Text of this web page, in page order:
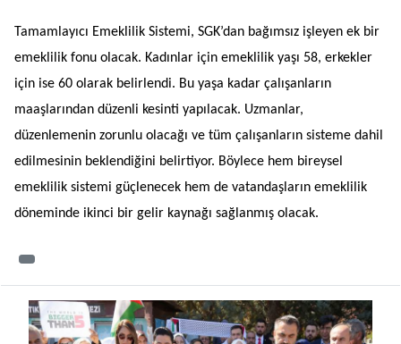
Tamamlayıcı Emeklilik Sistemi, SGK’dan bağımsız işleyen ek bir
emeklilik fonu olacak. Kadınlar için emeklilik yaşı 58, erkekler
için ise 60 olarak belirlendi. Bu yaşa kadar çalışanların
maaşlarından düzenli kesinti yapılacak. Uzmanlar,
düzenlemenin zorunlu olacağı ve tüm çalışanların sisteme dahil
edilmesinin beklendiğini belirtiyor. Böylece hem bireysel
emeklilik sistemi güçlenecek hem de vatandaşların emeklilik
döneminde ikinci bir gelir kaynağı sağlanmış olacak.